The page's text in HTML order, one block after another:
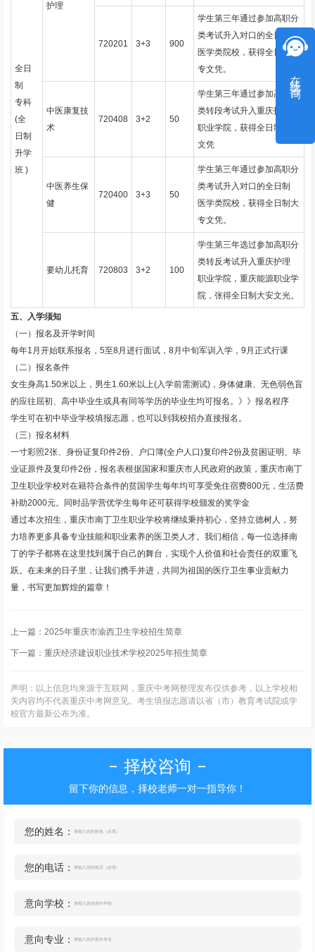
全日
制
专科
(全
日制
升学
班 )
护理
720201 3+3 900
学生第三年通过参加高职分
类考试升入对口的全日制
医学类院校，获得全日制大
专文凭。
中医康复技
术
720408 3+2 50
学生第三年通过参加高职分
类转段考试升入重庆护理
职业学院，获得全日制大专
文凭
中医养生保
健
720400 3+3 50
学生第三年通过参加高职分
类考试升入对口的全日制
医学类院校，获得全日制大
专文凭。
要幼儿托育 720803 3+2 100
学生第三年选过参加高职分
类转反考试升入重庆护理
职业学院，重庆能源职业学
院，张得全日制大安文光。
五、入学须知
（一）报名及开学时间
每年1月开始联系报名，5至8月进行面试，8月中旬军训入学，9月正式行课
（二）报名条件
女生身高1.50米以上，男生1.60米以上(入学前需测试)，身体健康、无色弱色盲
的应往屈初、高中毕业生或具有同等学历的毕业生均可报名。》》报名程序
学生可在初中毕业学校填报志愿，也可以到我校招办直接报名。
（三）报名材料
一寸彩照2张、身份证复印件2份、户口簿(全户人口)复印件2份及贫困证明、毕
业证原件及复印件2份，报名表根据国家和重庆市人民政府的政策，重庆市南丁
卫生职业学校对在籍符合条件的贫国学生每年均可享受免住宿费800元，生活费
补助2000元。同时品学营优学生每年还可获得学校颁发的奖学金
通过本次招生，重庆市南丁卫生职业学校将继续秉持初心，坚持立德树人，努
力培养更多具备专业技能和职业素养的医卫类人才。我们相信，每一位选择南
丁的学子都将在这里找到属于自己的舞台，实现个人价值和社会责任的双重飞
跃。在未来的日子里，让我们携手并进，共同为祖国的医疗卫生事业贡献力
量，书写更加辉煌的篇章！
上一篇： 2025年重庆市渝西卫生学校招生简章
下一篇： 重庆经济建设职业技术学校2025年招生简章
声明：以上信息均来源于互联网，重庆中考网整理发布仅供参考，以上学校相
关内容均不代表重庆中考网意见。考生填报志愿请以省（市）教育考试院或学
校官方最新公布为准。
择校咨询
留下你的信息，择校老师一对一指导你！
您的姓名：
您的电话：
意向学校：
意向专业：
在线咨询